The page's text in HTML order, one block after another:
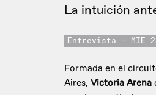
La intuición
Entrevista MIE
Formada en el
Aires, Victoria Arena